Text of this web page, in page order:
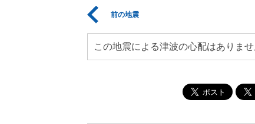
前の地震
この地震による津波の心配はありませ